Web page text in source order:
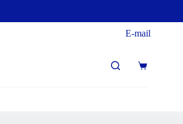
E-mail